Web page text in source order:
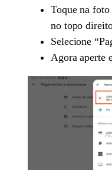
Toque na
no topo
Selecione
Agora aperte